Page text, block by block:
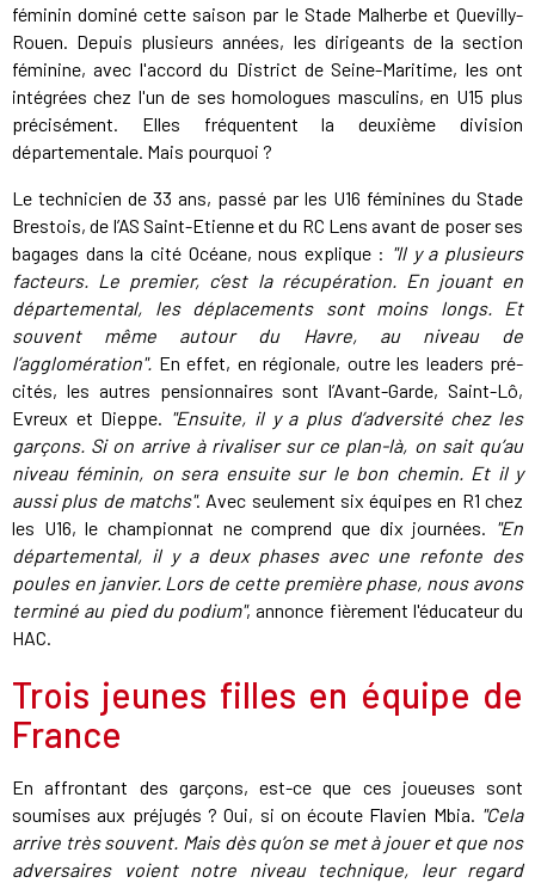
féminin dominé cette saison par le Stade Malherbe et Quevilly-
Rouen. Depuis plusieurs années, les dirigeants de la section
féminine, avec l'accord du District de Seine-Maritime, les ont
intégrées chez l'un de ses homologues masculins, en U15 plus
précisément. Elles fréquentent la deuxième division
départementale. Mais pourquoi ?
Le technicien de 33 ans, passé par les U16 féminines du Stade
Brestois, de l’AS Saint-Etienne et du RC Lens avant de poser ses
bagages dans la cité Océane, nous explique : "Il y a plusieurs
facteurs. Le premier, c’est la récupération. En jouant en
départemental, les déplacements sont moins longs. Et
souvent même autour du Havre, au niveau de
l’agglomération". En effet, en régionale, outre les leaders pré-
cités, les autres pensionnaires sont l’Avant-Garde, Saint-Lô,
Evreux et Dieppe. "Ensuite, il y a plus d’adversité chez les
garçons. Si on arrive à rivaliser sur ce plan-là, on sait qu’au
niveau féminin, on sera ensuite sur le bon chemin. Et il y
aussi plus de matchs". Avec seulement six équipes en R1 chez
les U16, le championnat ne comprend que dix journées. "En
départemental, il y a deux phases avec une refonte des
poules en janvier. Lors de cette première phase, nous avons
terminé au pied du podium", annonce fièrement l'éducateur du
HAC.
Trois jeunes filles en équipe de
France
En affrontant des garçons, est-ce que ces joueuses sont
soumises aux préjugés ? Oui, si on écoute Flavien Mbia. "Cela
arrive très souvent. Mais dès qu’on se met à jouer et que nos
adversaires voient notre niveau technique, leur regard